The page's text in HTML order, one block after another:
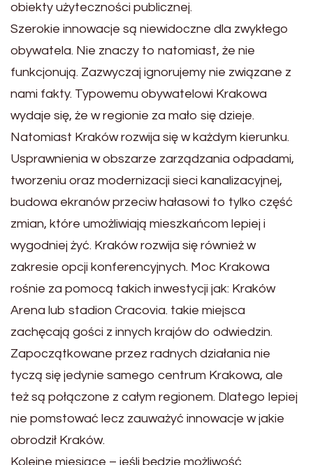
obiekty użyteczności publicznej.
Szerokie innowacje są niewidoczne dla zwykłego
obywatela. Nie znaczy to natomiast, że nie
funkcjonują. Zazwyczaj ignorujemy nie związane z
nami fakty. Typowemu obywatelowi Krakowa
wydaje się, że w regionie za mało się dzieje.
Natomiast Kraków rozwija się w każdym kierunku.
Usprawnienia w obszarze zarządzania odpadami,
tworzeniu oraz modernizacji sieci kanalizacyjnej,
budowa ekranów przeciw hałasowi to tylko część
zmian, które umożliwiają mieszkańcom lepiej i
wygodniej żyć. Kraków rozwija się również w
zakresie opcji konferencyjnych. Moc Krakowa
rośnie za pomocą takich inwestycji jak: Kraków
Arena lub stadion Cracovia. takie miejsca
zachęcają gości z innych krajów do odwiedzin.
Zapoczątkowane przez radnych działania nie
tyczą się jedynie samego centrum Krakowa, ale
też są połączone z całym regionem. Dlatego lepiej
nie pomstować lecz zauważyć innowacje w jakie
obrodził Kraków.
Kolejne miesiące – jeśli będzie możliwość